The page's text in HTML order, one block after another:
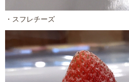
・スフレチーズ